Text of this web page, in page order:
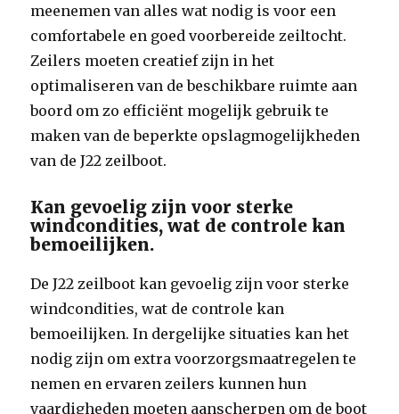
meenemen van alles wat nodig is voor een
comfortabele en goed voorbereide zeiltocht.
Zeilers moeten creatief zijn in het
optimaliseren van de beschikbare ruimte aan
boord om zo efficiënt mogelijk gebruik te
maken van de beperkte opslagmogelijkheden
van de J22 zeilboot.
Kan gevoelig zijn voor sterke
windcondities, wat de controle kan
bemoeilijken.
De J22 zeilboot kan gevoelig zijn voor sterke
windcondities, wat de controle kan
bemoeilijken. In dergelijke situaties kan het
nodig zijn om extra voorzorgsmaatregelen te
nemen en ervaren zeilers kunnen hun
vaardigheden moeten aanscherpen om de boot